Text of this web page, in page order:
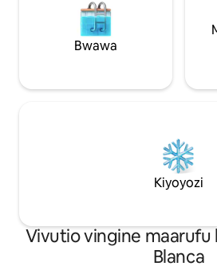
Bwawa
Kiyoyozi
Vivutio vingine maarufu
Blanca